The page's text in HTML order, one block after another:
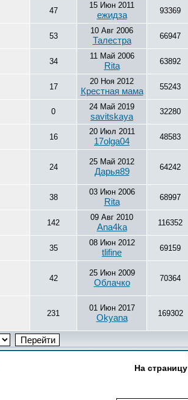
47
15 Июн 2011
ежидза 93369
53
10 Авг 2006
Талестра 66947
34
11 Май 2006
Rita 63892
17
20 Ноя 2012
Крестная мама 55243
0
24 Май 2019
savitskaya 32280
16
20 Июл 2011
17olga04 48583
24
25 Май 2012
Дарья89 64242
38
03 Июн 2006
Rita 68997
142
09 Авг 2010
Ana4ka 116352
35
08 Июн 2012
tlifine 69159
42
25 Июн 2009
Облачко 70364
231
01 Июн 2017
Okyana 169302
На страницу